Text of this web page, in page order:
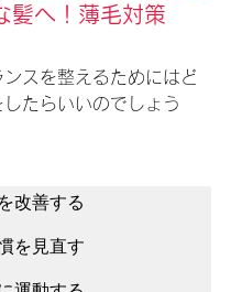
髪へ！薄毛対策
スを整えるためにはど
たらいいのでしょう
改善する
を見直す